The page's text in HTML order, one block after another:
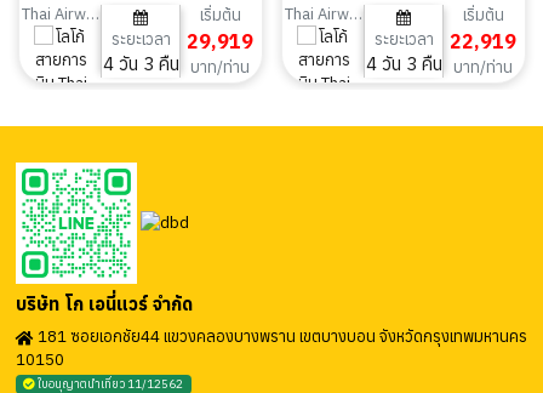
HANOI พัก5ดาว 4วัน 3คืน
Thai Airways
ระยะเวลา
4 วัน 3 คืน
เริ่มต้น
29,919
บาท/ท่าน
HANOI 4วัน 3คืน
Thai Airways
ระยะเวลา
4 วัน 3 คืน
เริ่มต้น
22,919
บาท/ท่าน
บริษัท โก เอนี่แวร์ จำกัด
181 ซอยเอกชัย44 แขวงคลองบางพราน เขตบางบอน จังหวัดกรุงเทพมหานคร
10150
ใบอนุญาตนำเที่ยว 11/12562